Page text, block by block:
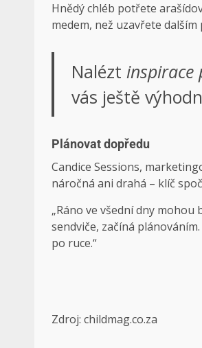
Hnědý chléb potřete
medem, než uzavřete dalším
Nalézt inspirace
vás ještě
Plánovat dopředu
Candice Sessions,
náročná ani drahá – klíč
„Ráno ve všední dny
sendviče, začíná
po ruce.“
Zdroj: childmag.co.za